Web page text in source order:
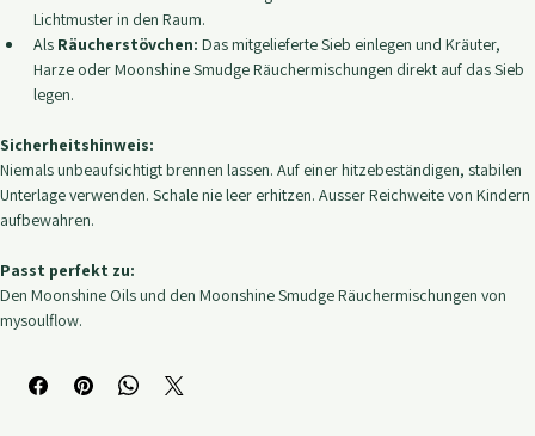
Moonshine Oil in die Schale geben, Teelicht darunter anzünden und den
Duft wirken lassen. Das Baumdesign wirft dabei ein zauberhaftes
Lichtmuster in den Raum.
Als Räucherstövchen:
legen.
Sicherheitshinweis:
Niemals unbeaufsichtigt brennen lassen. Auf einer hitzebeständigen, stabilen
aufbewahren.
Passt perfekt zu: